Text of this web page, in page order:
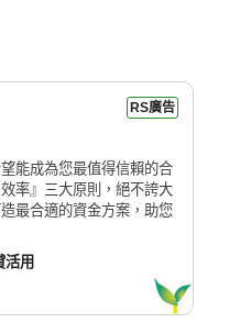
RS廣告
能成為您最值得信賴的合
率』三大原則，絕不誇大
最合適的資金方案，助您
活用